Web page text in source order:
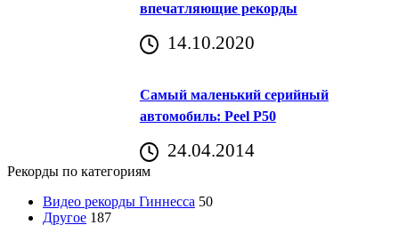
впечатляющие рекорды
14.10.2020
Самый маленький серийный
автомобиль: Peel P50
24.04.2014
Рекорды по категориям
Видео рекорды Гиннесса 50
Другое 187